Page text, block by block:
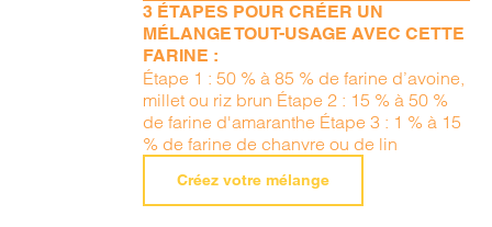
3 ÉTAPES POUR CRÉER UN
MÉLANGE TOUT-USAGE AVEC CETTE
FARINE :
Étape 1 : 50 % à 85 % de farine d’avoine,
millet ou riz brun Étape 2 : 15 % à 50 %
de farine d'amaranthe Étape 3 : 1 % à 15
% de farine de chanvre ou de lin
Créez votre mélange